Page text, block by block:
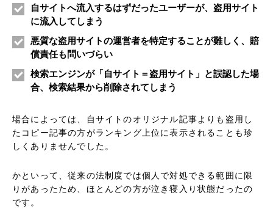
自サイトへ流入するはずだったユーザーが、盗用サイト
に流入してしまう
悪質な盗用サイトの運営者を特定することが難しく、賠
償責任も問いづらい
検索エンジンが「自サイト＝盗用サイト」と誤認した場
合、検索結果から削除されてしまう
場合によっては、自サイトのオリジナル記事よりも盗用し
たコピー記事の方がランキング上位に表示されることも珍
しくありませんでした。
かといって、従来の法制度では個人で対処できる範囲に限
りがあったため、ほとんどの方が泣き寝入り状態だったの
です。